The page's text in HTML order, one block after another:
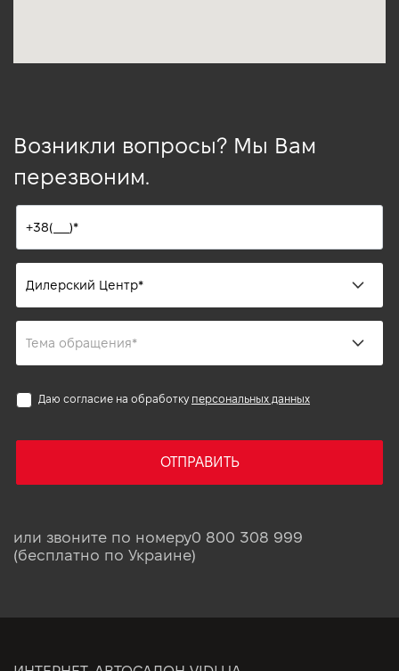
Возникли вопросы? Мы Вам
перезвоним.
Даю согласие на обработку персональных данных
ОТПРАВИТЬ
или звоните по номеру0 800 308 999
(бесплатно по Украине)